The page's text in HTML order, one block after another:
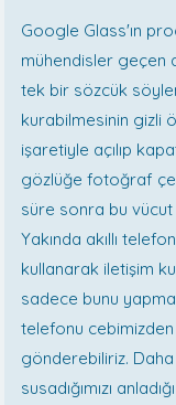
Google Glass'ın
mühendisler geçen
tek bir sözcük
kurabilmesinin gizli
işaretiyle açılıp
gözlüğe fotoğraf
süre sonra bu
Yakında akıllı
kullanarak iletişim
sadece bunu
telefonu
gönderebiliriz.
susadığımızı